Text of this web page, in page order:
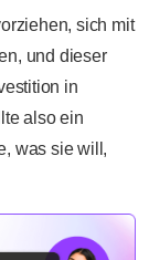
sich mit
und dieser
in
also ein
was sie will,